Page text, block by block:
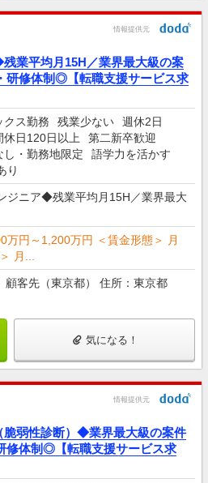
情報提供元
業平均月15H／業界最大級の案
研修体制◎【転職支援サービス求
クス勤務 残業少ない
週休2日
休日120日以上
第二新卒歓迎
し・勤務地限定
語学力を活かす
り
ジニア◆残業平均月15H／業界最大
万円～1,200万円 ＜賃金形態＞ 月
月...
顧客先（東京都） 住所：東京都
気になる！
情報提供元
脆弱性診断）◆業界最大級の案件
修体制◎【転職支援サービス求